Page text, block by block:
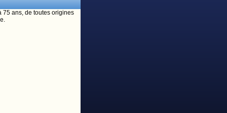
75 ans, de toutes origines